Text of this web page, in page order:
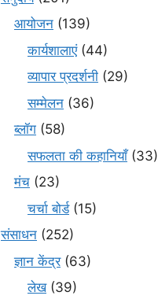
आयोजन (139)
कार्यशालाएं(44)
व्यापार प्रदर्शनी (29)
सम्मेलन (36)
ब्लॉग (58)
सफलता की कहानियाँ(33)
मंच (23)
चर्चा बोर्ड(15)
संसाधन (252)
ज्ञान केंद्र(63)
लेख(39)